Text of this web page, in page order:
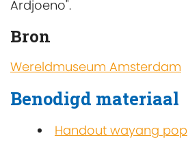
Ardjoeno".
Bron
Wereldmuseum Amsterdam
Benodigd materiaal
Handout wayang pop